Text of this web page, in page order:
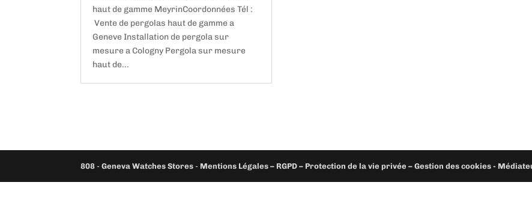
haut de gamme MeyrinCoordonnées Tél :
Vente de pergolas haut de gamme a
Geneve Installation de pergola sur
mesure a Cologny Pergola sur mesure
haut de...
808 -Geneva Watches Stores - Mentions Légales – RGPD – Protection de la vie privée – Gestion des cookies -